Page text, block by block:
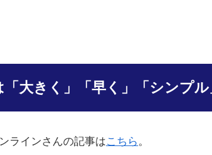
大きく」「早く」「シンプル
ラインさんの記事はこちら 。